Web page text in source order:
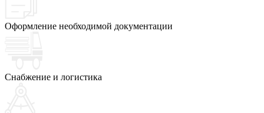
Оформление необходимой документации
Снабжение и логистика